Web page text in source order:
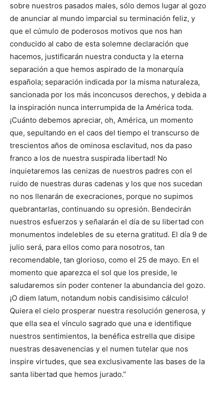
sobre nuestros pasados males, sólo demos lugar al gozo
de anunciar al mundo imparcial su terminación feliz, y
que el cúmulo de poderosos motivos que nos han
conducido al cabo de esta solemne declaración que
hacemos, justificarán nuestra conducta y la eterna
separación a que hemos aspirado de la monarquía
española; separación indicada por la misma naturaleza,
sancionada por los más inconcusos derechos, y debida a
la inspiración nunca interrumpida de la América toda.
¡Cuánto debemos apreciar, oh, América, un momento
que, sepultando en el caos del tiempo el transcurso de
trescientos años de ominosa esclavitud, nos da paso
franco a los de nuestra suspirada libertad! No
inquietaremos las cenizas de nuestros padres con el
ruido de nuestras duras cadenas y los que nos sucedan
no nos llenarán de execraciones, porque no supimos
quebrantarlas, continuando su opresión. Bendecirán
nuestros esfuerzos y señalarán el día de su libertad con
monumentos indelebles de su eterna gratitud. El día 9 de
julio será, para ellos como para nosotros, tan
recomendable, tan glorioso, como el 25 de mayo. En el
momento que aparezca el sol que los preside, le
saludaremos sin poder contener la abundancia del gozo.
¡O diem latum, notandum nobis candisisimo cálculo!
Quiera el cielo prosperar nuestra resolución generosa, y
que ella sea el vínculo sagrado que una e identifique
nuestros sentimientos, la benéfica estrella que disipe
nuestras desavenencias y el numen tutelar que nos
inspire virtudes, que sea exclusivamente las bases de la
santa libertad que hemos jurado.”